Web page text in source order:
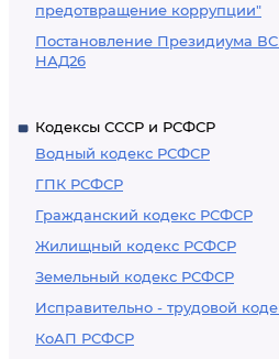
предотвращение коррупции"
Постановление Президиума ВС
НАД26
Кодексы СССР и РСФСР
Водный кодекс РСФСР
ГПК РСФСР
Гражданский кодекс РСФСР
Жилищный кодекс РСФСР
Земельный кодекс РСФСР
Исправительно - трудовой
КоАП РСФСР